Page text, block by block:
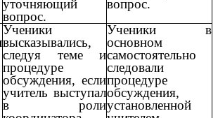
уточняющий
вопрос.
вопрос.
Ученики
высказывались,
следуя теме и
процедуре
обсуждения, если
учитель выступал
в роли
Ученики в
основном
самостоятельно
следовали
процедуре
обсуждения,
установленной